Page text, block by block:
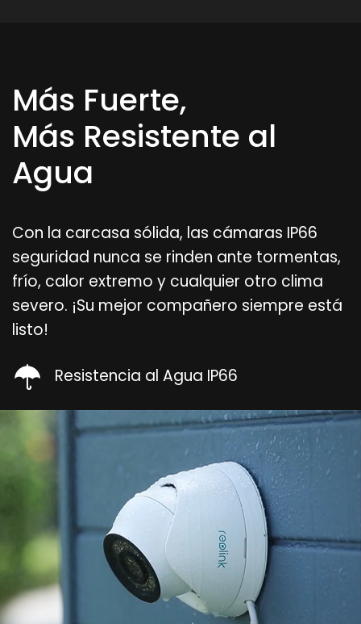
Más Fuerte,
Más Resistente al
Agua
Con la carcasa sólida, las cámaras IP66
seguridad nunca se rinden ante tormentas,
frío, calor extremo y cualquier otro clima
severo. ¡Su mejor compañero siempre está
listo!
Resistencia al Agua IP66